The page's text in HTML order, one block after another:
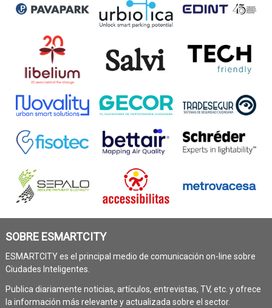
SOBRE ESMARTCITY
ESMARTCITY es el principal medio de comunicación on-line sobre
Ciudades Inteligentes.
Publica diariamente noticias, artículos, entrevistas, TV, etc. y ofrece
la información más relevante y actualizada sobre el sector.